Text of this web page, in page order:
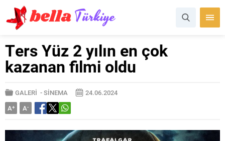
Ters Yüz 2 yılın en çok
kazanan filmi oldu
GALERİ -SİNEMA
24.06.2024
A+ A-